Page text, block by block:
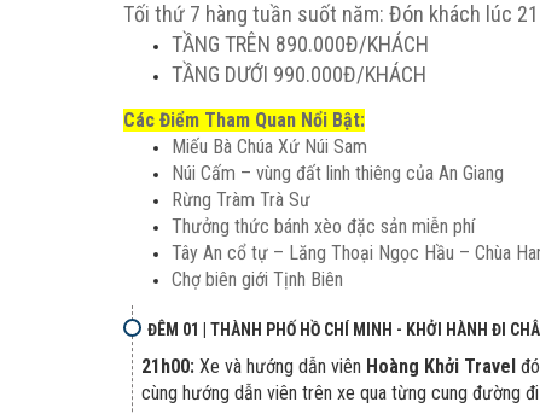
Tối thứ 7 hàng tuần suốt năm: Đón khách lúc
TẦNG TRÊN 890.000Đ/KHÁCH
TẦNG DƯỚI 990.000Đ/KHÁCH
Các Điểm Tham Quan Nổi Bật:
Miếu Bà Chúa Xứ Núi Sam
Núi Cấm – vùng đất linh thiêng của An Giang
Rừng Tràm Trà Sư
Thưởng thức bánh xèo đặc sản miễn phí
Tây An cổ tự – Lăng Thoại Ngọc Hầu – Chùa
Chợ biên giới Tịnh Biên
ĐÊM 01 | THÀNH PHỐ HỒ CHÍ MINH - KHỞI HÀNH ĐI
21h00: Xe và hướng dẫn viên Hoàng Khởi Travel
cùng hướng dẫn viên trên xe qua từng cung đường đi